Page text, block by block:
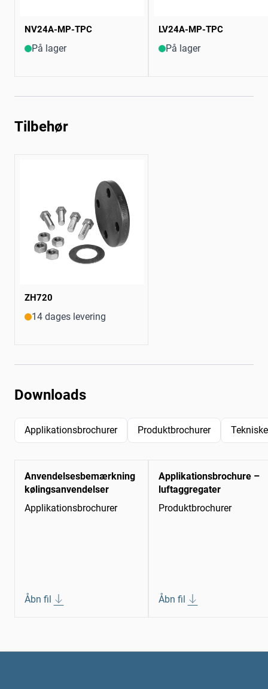
NV24A-MP-TPC
På lager
LV24A-MP-TPC
På lager
Tilbehør
ZH720
14 dages levering
Downloads
Applikationsbrochurer Produktbrochurer
Anvendelsesbemærkning
kølingsanvendelser
Applikationsbrochurer
Åbn fil
Applikationsbrochure –
luftaggregater
Produktbrochurer
Åbn fil